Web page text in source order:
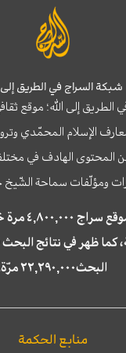
شبكة السراج في الطريق إلى
الطريق إلى الله؛ موقع
الإسلام المحمّدي
المحتوى الهادف في
ومؤلّفات سماحة الشّيخ
تمّت زيارة
كما ظهر في نتائج
البحث٢٢,٢٩٠,٠٠٠ مرّة.
منابع الحكمة